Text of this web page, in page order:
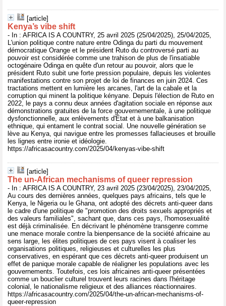
[article]
Kenya’s vibe shift
- In : AFRICA IS A COUNTRY, 25 avril 2025 (25/04/2025), 25/04/2025,
L'union politique contre nature entre Odinga du parti du mouvement
démocratique Orange et le président Ruto du controversé parti au
pouvoir est considérée comme une trahison de plus de l'insatiable
octogénaire Odinga en quête d'un retour au pouvoir, alors que le
président Ruto subit une forte pression populaire, depuis les violentes
manifestations contre son projet de loi de finances en juin 2024. Ces
tractations mettent en lumière les arcanes, l'art de la cabale et la
corruption qui minent la politique kényane. Depuis l'élection de Ruto en
2022, le pays a connu deux années d'agitation sociale en réponse aux
démonstrations gratuites de la force gouvernementale, à une politique
dysfonctionnelle, aux enlèvements d'État et à une balkanisation
ethnique, qui entament le contrat social. Une nouvelle génération se
lève au Kenya, qui navigue entre les promesses fallacieuses et brouille
les lignes entre ironie et idéologie.
https://africasacountry.com/2025/04/kenyas-vibe-shift
[article]
The un-African mechanisms of queer repression
- In : AFRICA IS A COUNTRY, 23 avril 2025 (23/04/2025), 23/04/2025,
Au cours des dernières années, quelques pays africains, tels que le
Kenya, le Nigeria ou le Ghana, ont adopté des décrets anti-queer dans
le cadre d'une politique de "promotion des droits sexuels appropriés et
des valeurs familiales", sachant que, dans ces pays, l'homosexualité
est déjà criminalisée. En décrivant le phénomène transgenre comme
une menace morale contre la bienpensance de la société africaine au
sens large, les élites politiques de ces pays visent à coaliser les
organisations politiques, religieuses et culturelles les plus
conservatives, en espérant que ces décrets anti-queer produisent un
effet de panique morale capable de réaligner les populations avec les
gouvernements. Toutefois, ces lois africaines anti-queer présentées
comme un bouclier culturel trouvent leurs racines dans l'héritage
colonial, le nationalisme religieux et des alliances réactionnaires.
https://africasacountry.com/2025/04/the-un-african-mechanisms-of-
queer-repression